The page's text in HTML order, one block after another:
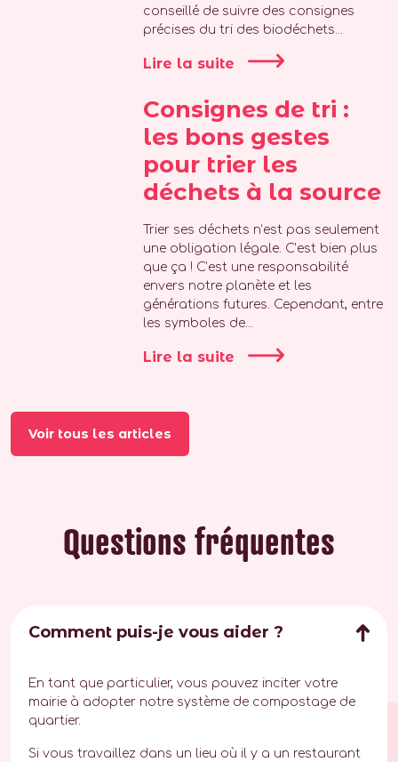
conseillé de suivre des consignes
précises du tri des biodéchets...
Lire la suite
Consignes de tri :
les bons gestes
pour trier les
déchets à la source
Trier ses déchets n’est pas seulement
une obligation légale. C’est bien plus
que ça ! C’est une responsabilité
envers notre planète et les
générations futures. Cependant, entre
les symboles de...
Lire la suite
Voir tous les articles
Questions fréquentes
Comment puis-je vous aider ?
En tant que particulier, vous pouvez inciter votre
mairie à adopter notre système de compostage de
quartier.
Si vous travaillez dans un lieu où il y a un restaurant